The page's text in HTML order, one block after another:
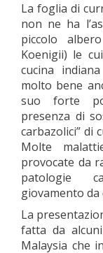
La foglia di
non ne ha
piccolo
Koenigii) le
cucina
molto bene
suo forte
presenza di
carbazolici” di
Molte
provocate da
patologie
giovamento da
La
fatta da
Malaysia che